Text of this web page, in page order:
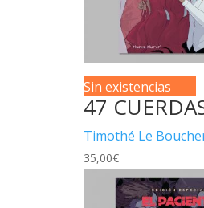
Sin existencias
47
Timothé Le
35,00€